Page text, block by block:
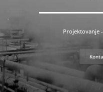
Projektovanje